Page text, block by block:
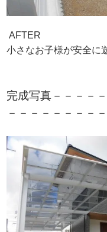
AFTER
小さなお子様が安全に
完成写真－－－－
－－－－－－－－